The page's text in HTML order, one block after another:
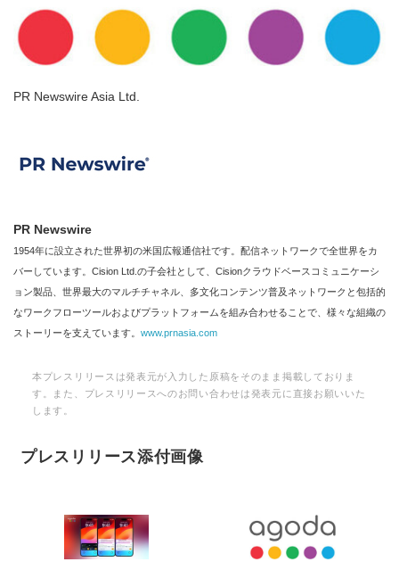
PR Newswire Asia Ltd.
PR Newswire
1954年に設立された世界初の米国広報通信社です。配信ネットワークで全世界をカ
バーしています。Cision Ltd.の子会社として、Cisionクラウドベースコミュニケーシ
ョン製品、世界最大のマルチチャネル、多文化コンテンツ普及ネットワークと包括的
なワークフローツールおよびプラットフォームを組み合わせることで、様々な組織の
ストーリーを支えています。 www.prnasia.com
本プレスリリースは発表元が入力した原稿をそのまま掲載しておりま
す。また、プレスリリースへのお問い合わせは発表元に直接お願いいた
します。
プレスリリース添付画像